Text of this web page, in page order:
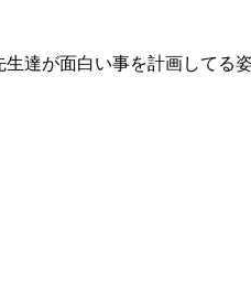
達が面白い事を計画してる姿